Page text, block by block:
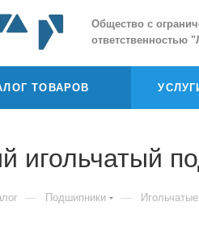
Общество с
ответственностью "
ТОВАРОВ
игольчатый
— Подшипники —